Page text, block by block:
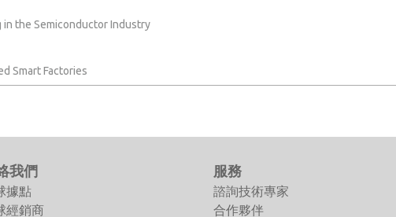
in the Semiconductor Industry
Smart Factories
我們
據點
經銷商
服務
諮詢技術專家
合作夥伴